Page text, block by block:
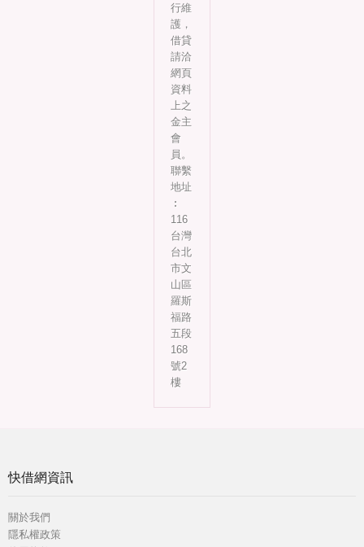
行維
護，
借貸
請洽
網頁
資料
上之
金主
會
員。
聯繫
地址
︰
116
台灣
台北
市文
山區
羅斯
福路
五段
168
號2
樓
快借網資訊
關於我們
隱私權政策